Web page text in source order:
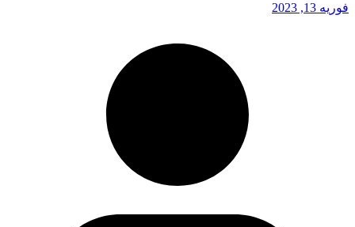
فوریه 13, 2023